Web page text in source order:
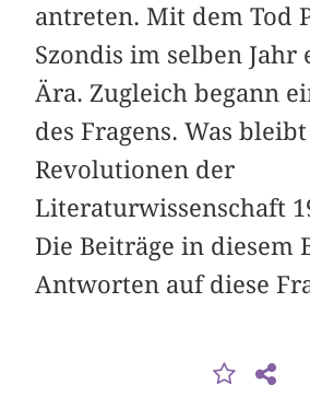
antreten. Mit dem Tod
Szondis im selben Jahr
Ära. Zugleich begann
des Fragens. Was
Revolutionen der
Literaturwissenschaft
Die Beiträge in diesem
Antworten auf diese